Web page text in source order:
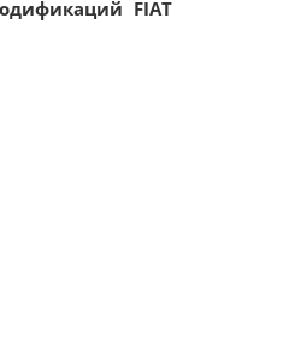
FIAT